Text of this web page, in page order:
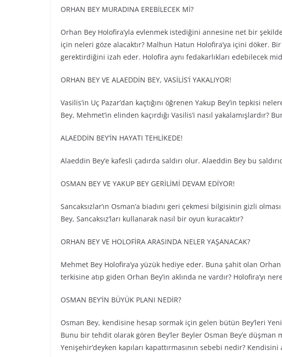
ORHAN BEY MURADINA EREBİLECEK Mİ?
Orhan Bey Holofira’yla evlenmek istediğini annesine net bir
için neleri göze alacaktır? Malhun Hatun Holofira’ya içini döker.
gerektirdiğini izah eder. Holofira aynı fedakarlıkları edebilecek
ORHAN BEY VE ALAEDDİN BEY, VASİLİS’İ YAKALIYOR!
Vasilis’in Uç Pazar’dan kaçtığını öğrenen Yakup Bey’in tepkisi
Bey, Mehmet’in elinden kaçırdığı Vasilis’i nasıl yakalamışlardır?
ALAEDDİN BEY’İN HAYATI TEHLİKEDE!
Alaeddin Bey’e kafesli çadırda saldırı olur. Alaeddin Bey bu
OSMAN BEY VE YAKUP BEY GERİLİMİ DEVAM EDİYOR!
Sancaksızlar’ın Osman’a biadını geri çekmesi bilgisinin gizli
Bey, Sancaksız’ları kullanarak nasıl bir oyun kuracaktır?
ORHAN BEY VE HOLOFİRA ARASINDA NELER YAŞANACAK?
Mehmet Bey Holofira’ya yüzük hediye eder. Buna şahit olan Orhan
terkisine atıp giden Orhan Bey’in aklında ne vardır? Holofira’yı
OSMAN BEY’İN BÜYÜK PLANI NEDİR?
Osman Bey, kendisine hesap sormak için gelen bütün Bey’leri
Bunu bir tehdit olarak gören Bey’ler Beyler Osman Bey’e düşman
Yenişehir’deyken kapıları kapattırmasının sebebi nedir?